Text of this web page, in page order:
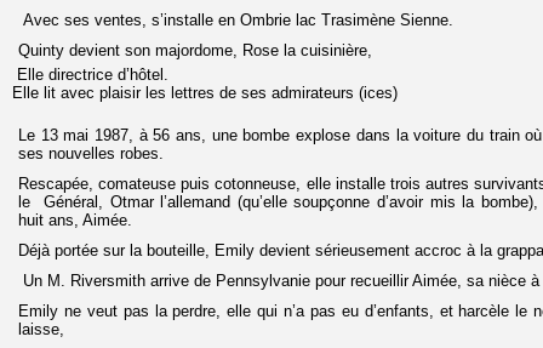
Avec ses ventes, s’installe en Ombrie lac Trasimène Sienne.
Quinty devient son majordome, Rose la cuisinière,
Elle directrice d’hôtel.
Elle lit avec plaisir les lettres de ses admirateurs (ices)
Le 13 mai 1987, à 56 ans, une bombe explose dans la voiture du train
ses nouvelles robes.
Rescapée, comateuse puis cotonneuse, elle installe trois autres
le Général, Otmar l’allemand (qu’elle soupçonne d’avoir mis la
huit ans, Aimée.
Déjà portée sur la bouteille, Emily devient sérieusement accroc à la
Un M. Riversmith arrive de Pennsylvanie pour recueillir Aimée, sa nièce
Emily ne veut pas la perdre, elle qui n’a pas eu d’enfants, et harcèle le
laisse,